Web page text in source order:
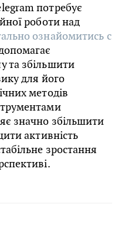
потребує
роботи над
ознайомитись с
та збільшити
для його
методів
значно збільшити
активність
зростання